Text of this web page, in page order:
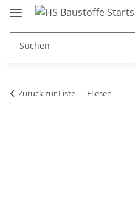
Zurück zur Liste Fliesen